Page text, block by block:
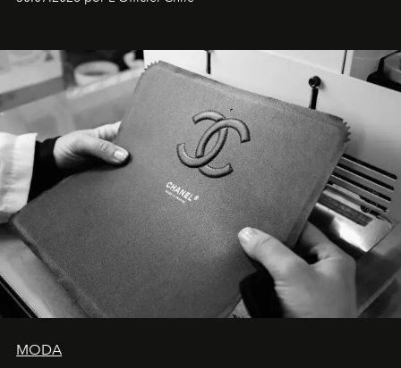
Latinoamérica, sobre identidad, cultura y el valor
MODA